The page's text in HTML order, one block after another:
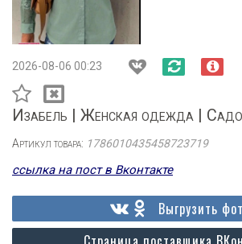
2026-08-06 00:23
Изабель | Женская одежда |
Артикул товара: 1786010435458723719
ссылка на пост в Вконтакте
Выгрузить